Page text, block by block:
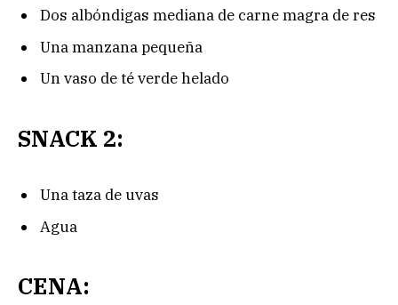
Dos albóndigas mediana de carne magra de res
Una manzana pequeña
Un vaso de té verde helado
SNACK 2:
Una taza de uvas
Agua
CENA: